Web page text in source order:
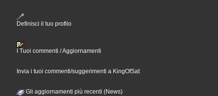
Definisci il tuo profilo
I Tuoi commenti / Aggiornamenti
Invia i tuoi commenti/suggerimenti a KingOfSat
Gli aggiornamenti più recenti (News)